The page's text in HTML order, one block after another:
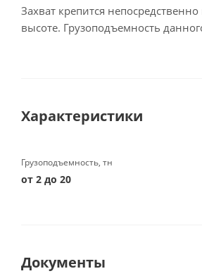
Захват крепится
высоте. Грузоподъемность
Характеристики
Грузоподъемность, тн
от 2 до 20
Документы